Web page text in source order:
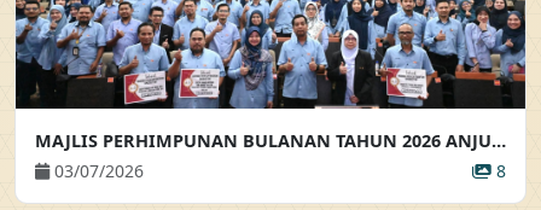
MAJLIS PERHIMPUNAN BULANAN TAHUN 2026 ANJURAN BAHAGIAN KHIDMAT PENGURUSAN
03/07/2026
8